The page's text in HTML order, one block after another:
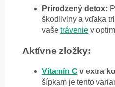
Prirodzený detox:
škodliviny a vďaka
vaše trávenie v
Aktívne zložky:
Vitamín C v extra
šípkam je tento